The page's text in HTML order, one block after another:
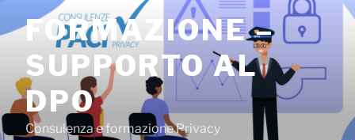
contenuto
FORMAZIONE –
SUPPORTO AL
DPO
Consulenza e formazione Privacy